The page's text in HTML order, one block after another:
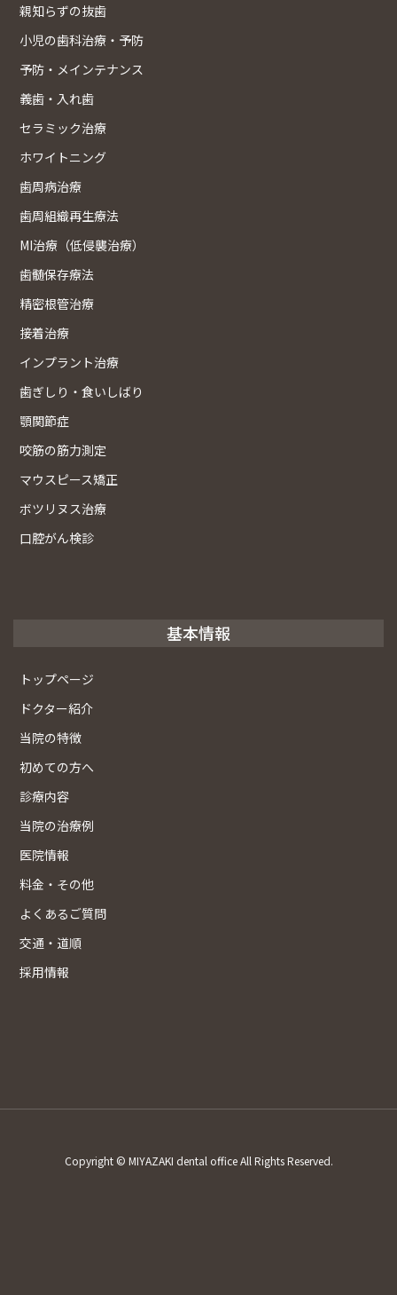
親知らずの抜歯
小児の歯科治療・予防
予防・メインテナンス
義歯・入れ歯
セラミック治療
ホワイトニング
歯周病治療
歯周組織再生療法
MI治療（低侵襲治療）
歯髄保存療法
精密根管治療
接着治療
インプラント治療
歯ぎしり・食いしばり
顎関節症
咬筋の筋力測定
マウスピース矯正
ボツリヌス治療
口腔がん検診
基本情報
トップページ
ドクター紹介
当院の特徴
初めての方へ
診療内容
当院の治療例
医院情報
料金・その他
よくあるご質問
交通・道順
採用情報
Copyright © MIYAZAKI dental office All Rights Reserved.